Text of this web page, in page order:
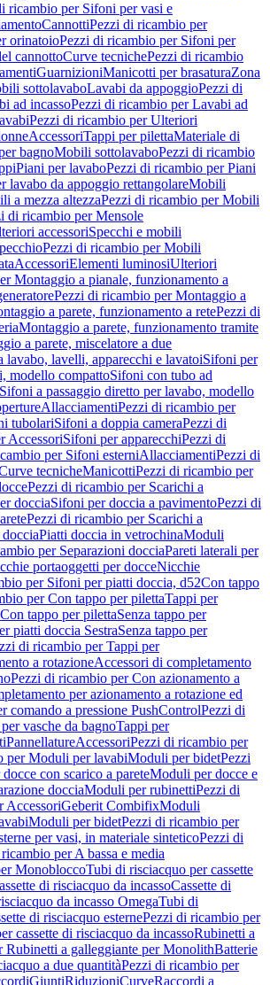
ricambio per Sifoni per vasi e
CannottiPezzi di ricambio per
orinatoioPezzi di ricambio per Sifoni per
cannottoCurve tecnichePezzi di ricambio
GuarnizioniManicotti per brasaturaZona
sottolavaboLavabi da appoggioPezzi di
ad incassoPezzi di ricambio per Lavabi ad
Pezzi di ricambio per Ulteriori
AccessoriTappi per pilettaMateriale di
bagnoMobili sottolavaboPezzi di ricambio
Piani per lavaboPezzi di ricambio per Piani
lavabo da appoggio rettangolareMobili
a mezza altezzaPezzi di ricambio per Mobili
di ricambio per Mensole
accessoriSpecchi e mobili
Pezzi di ricambio per Mobili
AccessoriElementi luminosiUlteriori
Montaggio a pianale, funzionamento a
Pezzi di ricambio per Montaggio a
a parete, funzionamento a retePezzi di
Montaggio a parete, funzionamento tramite
a parete, miscelatore a due
lavabo, lavelli, apparecchi e lavatoiSifoni per
modello compattoSifoni con tubo ad
a passaggio diretto per lavabo, modello
AllacciamentiPezzi di ricambio per
tubolariSifoni a doppia cameraPezzi di
AccessoriSifoni per apparecchiPezzi di
per Sifoni esterniAllacciamentiPezzi di
tecnicheManicottiPezzi di ricambio per
Pezzi di ricambio per Scarichi a
docciaSifoni per doccia a pavimentoPezzi di
Pezzi di ricambio per Scarichi a
Piatti doccia in vetrochinaModuli
per Separazioni docciaPareti laterali per
portaoggetti per docceNicchie
per Sifoni per piatti doccia, d52Con tappo
per Con tappo per pilettaTappi per
tappo per pilettaSenza tappo per
piatti doccia SestraSenza tappo per
di ricambio per Tappi per
a rotazioneAccessori di completamento
Pezzi di ricambio per Con azionamento a
per azionamento a rotazione ed
comando a pressione PushControlPezzi di
vasche da bagnoTappi per
PannellatureAccessoriPezzi di ricambio per
per Moduli per lavabiModuli per bidetPezzi
con scarico a pareteModuli per docce e
docciaModuli per rubinettiPezzi di
AccessoriGeberit CombifixModuli
Moduli per bidetPezzi di ricambio per
per vasi, in materiale sinteticoPezzi di
per A bassa e media
MonobloccoTubi di risciacquo per cassette
di risciacquo da incassoCassette di
da incasso OmegaTubi di
di risciacquo esternePezzi di ricambio per
cassette di risciacquo da incassoRubinetti a
Rubinetti a galleggiante per MonolithBatterie
a due quantitàPezzi di ricambio per
GiuntiRiduzioniCurveRaccordi a